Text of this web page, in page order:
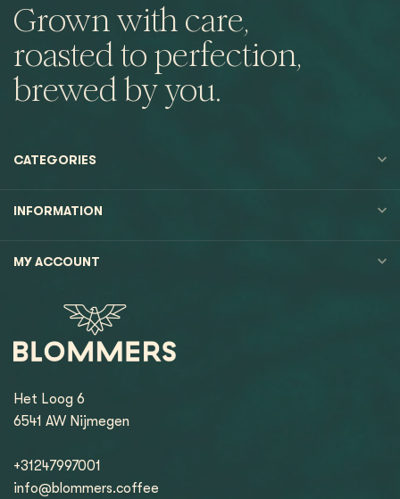
Grown with care,
roasted to perfection,
brewed by you.
CATEGORIES
INFORMATION
MY ACCOUNT
Het Loog 6
6541 AW Nijmegen
+31247997001
info@blommers.coffee